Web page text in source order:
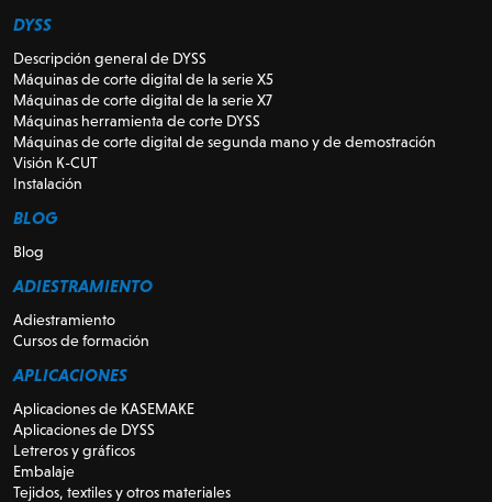
DYSS
Descripción general de DYSS
Máquinas de corte digital de la serie X5
Máquinas de corte digital de la serie X7
Máquinas herramienta de corte DYSS
Máquinas de corte digital de segunda mano y de demostración
Visión K-CUT
Instalación
BLOG
Blog
ADIESTRAMIENTO
Adiestramiento
Cursos de formación
APLICACIONES
Aplicaciones de KASEMAKE
Aplicaciones de DYSS
Letreros y gráficos
Embalaje
Tejidos, textiles y otros materiales